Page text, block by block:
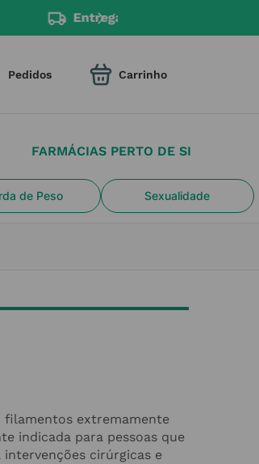
FARMÁCIAS PERTO DE SI
de Peso Sexualidade
Pedidos
filamentos extremamente
indicada para pessoas que
cirúrgicas e